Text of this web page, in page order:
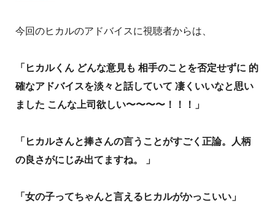
今回のヒカルのアドバイスに視聴者からは、
「 ヒカルくん どんな意見も 相手のことを否定せずに 的
確なアドバイスを淡々と話していて 凄くいいなと思い
ました こんな上司欲しい〜〜〜〜！！！ 」
「 ヒカルさんと捧さんの言うことがすごく正論。人柄
の良さがにじみ出てますね。
」
「女の子ってちゃんと言えるヒカルがかっこいい」